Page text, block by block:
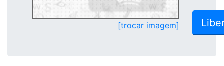
[trocar imagem]